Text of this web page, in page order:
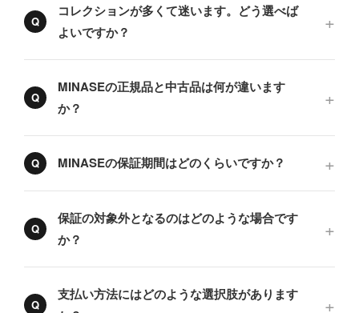
コレクションが多くて迷います。どう選べば
よいですか？
MINASEの正規品と中古品は何が違います
か？
MINASEの保証期間はどのくらいですか？
保証の対象外となるのはどのような場合です
か？
支払い方法にはどのような選択肢があります